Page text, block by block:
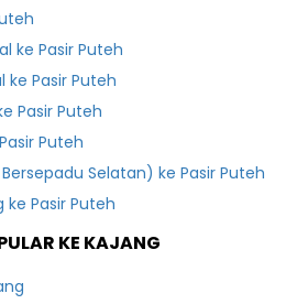
ke Pasir Puteh
ke Pasir Puteh
Pasir Puteh
Puteh
Selatan) ke Pasir Puteh
ke Pasir Puteh
KE KAJANG